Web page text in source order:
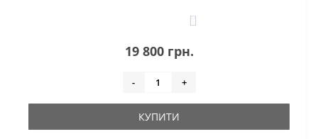
0
19 800 грн.
- +
КУПИТИ